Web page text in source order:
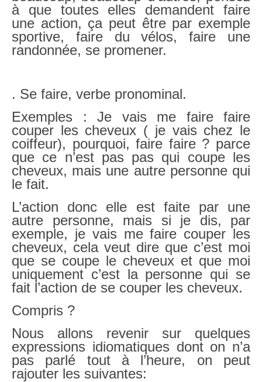
à que toutes elles demandent faire
une action, ça peut être par exemple
sportive, faire du vélos, faire une
randonnée, se promener.
. Se faire, verbe pronominal.
Exemples : Je vais me faire faire
couper les cheveux ( je vais chez le
coiffeur), pourquoi, faire faire ? parce
que ce n’est pas pas qui coupe les
cheveux, mais une autre personne qui
le fait.
L’action donc elle est faite par une
autre personne, mais si je dis, par
exemple, je vais me faire couper les
cheveux, cela veut dire que c’est moi
que se coupe le cheveux et que moi
uniquement c’est la personne qui se
fait l’action de se couper les cheveux.
Compris ?
Nous allons revenir sur quelques
expressions idiomatiques dont on n’a
pas parlé tout à l’heure, on peut
rajouter les suivantes: